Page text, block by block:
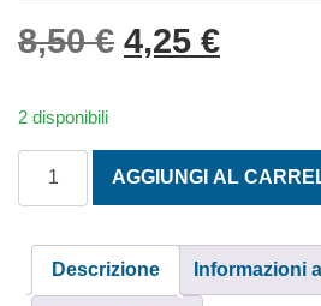
8,50€ Il prezzo
4,25 €Il
2 disponibili
AGGIUNGI AL
Descrizione Informazioni